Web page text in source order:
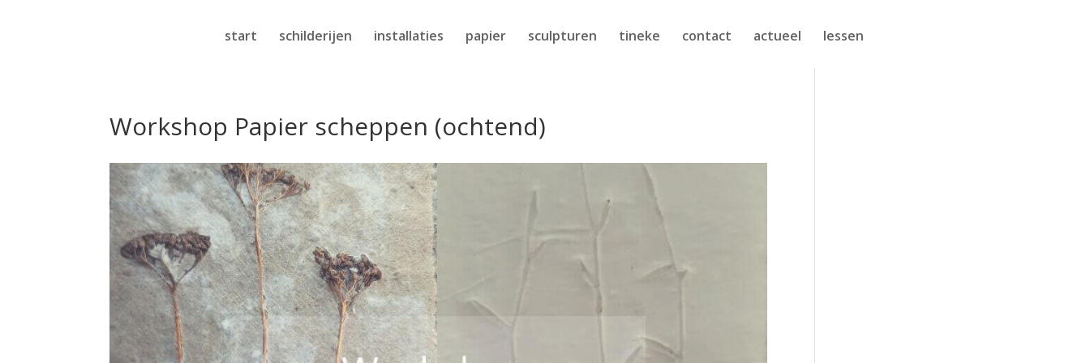
start schilderijen installaties papier sculpturen tineke contact actueel lessen
Workshop Papier scheppen (ochtend)